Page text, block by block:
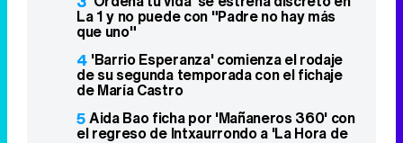
La 1 y no puede con "Padre no hay más
que uno"
4 'Barrio Esperanza' comienza el rodaje
de su segunda temporada con el fichaje
de María Castro
5Aida Bao ficha por 'Mañaneros 360' con
el regreso de Intxaurrondo a 'La Hora de